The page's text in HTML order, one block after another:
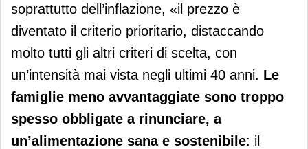
soprattutto dell’inflazione, «il prezzo è
diventato il criterio prioritario, distaccando
molto tutti gli altri criteri di scelta, con
un’intensità mai vista negli ultimi 40 anni. Le
famiglie meno avvantaggiate sono troppo
spesso obbligate a rinunciare, a
un’alimentazione sana e sostenibile: il